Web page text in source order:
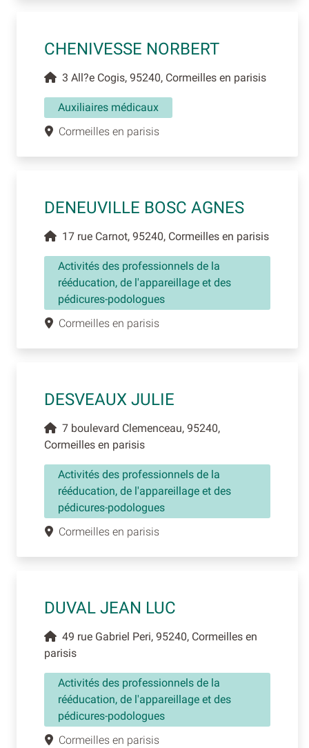
CHENIVESSE NORBERT
3 All?e Cogis, 95240, Cormeilles en parisis
Auxiliaires médicaux
Cormeilles en parisis
DENEUVILLE BOSC AGNES
17 rue Carnot, 95240, Cormeilles en parisis
Activités des professionnels de la
rééducation, de l'appareillage et des
pédicures-podologues
Cormeilles en parisis
DESVEAUX JULIE
7 boulevard Clemenceau, 95240,
Cormeilles en parisis
Activités des professionnels de la
rééducation, de l'appareillage et des
pédicures-podologues
Cormeilles en parisis
DUVAL JEAN LUC
49 rue Gabriel Peri, 95240, Cormeilles en
parisis
Activités des professionnels de la
rééducation, de l'appareillage et des
pédicures-podologues
Cormeilles en parisis